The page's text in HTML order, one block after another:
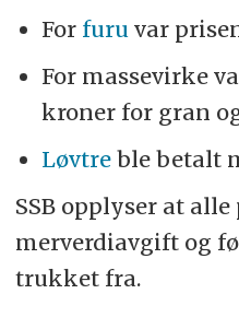
For furuvar
For massevirke
kroner for gran
Løvtreble betalt
SSB opplyser at
merverdiavgift og
trukket fra.